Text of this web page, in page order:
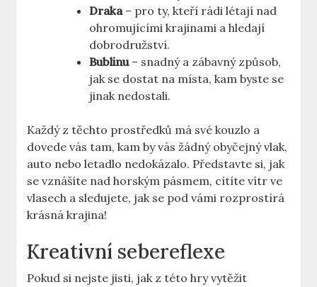
Draka– pro ty, kteří rádi létají nad
ohromujícími krajinami a hledají
dobrodružství.
Bublinu– snadný a zábavný způsob,
jak se dostat na místa, kam byste se
jinak nedostali.
Každý z těchto prostředků má své kouzlo a
dovede vás tam, kam by vás žádný obyčejný vlak,
auto nebo letadlo nedokázalo. Představte si, jak
se vznášíte nad horským pásmem, cítíte vítr ve
vlasech a sledujete, jak se pod vámi rozprostírá
krásná krajina!
Kreativní sebereflexe
Pokud si nejste jisti, jak z této hry vytěžit